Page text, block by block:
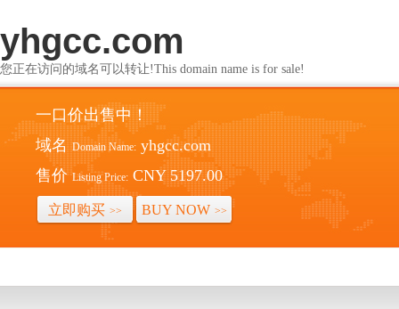
yhgcc.com
您正在访问的域名可以转让!This domain name is for sale!
一口价出售中！
域名 Domain Name: yhgcc.com
售价 Listing Price: CNY 5197.00
立即购买 >> BUY NOW >>